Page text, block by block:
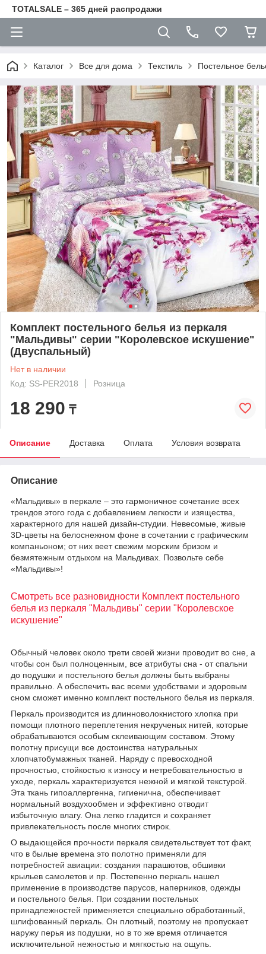
TOTALSALE – 365 дней распродажи
Каталог Все для дома Текстиль Постельное
Комплект постельного белья из перкаля
"Мальдивы" серии "Королевское искушение"
(Двуспальный)
Нет в наличии
Код: SS-PER2018
Розница
18 290 ₸
Описание Доставка Оплата Условия возврата
Описание
«Мальдивы» в перкале – это гармоничное сочетание всех
трендов этого года с добавлением легкости и изящества,
характерного для нашей дизайн-студии. Невесомые, живые
3D-цветы на белоснежном фоне в сочетании с графическим
компаньоном; от них веет свежим морским бризом и
безмятежным отдыхом на Мальдивах. Позвольте себе
«Мальдивы»!
Смотреть все разновидности Комплект постельного
белья из перкаля "Мальдивы" серии "Королевское
искушение"
Обычный человек около трети своей жизни проводит во сне, а
чтобы сон был полноценным, все атрибуты сна - от спальни
до подушки и постельного белья должны быть выбраны
правильно. А обеспечить вас всеми удобствами и здоровым
сном сможет именно комплект постельного белья из перкаля.
Перкаль производится из длинноволокнистого хлопка при
помощи плотного переплетения некрученых нитей, которые
обрабатываются особым склеивающим составом. Этому
полотну присущи все достоинства натуральных
хлопчатобумажных тканей. Наряду с превосходной
прочностью, стойкостью к износу и нетребовательностью в
уходе, перкаль характеризуется нежной и мягкой текстурой.
Эта ткань гипоаллергенна, гигиенична, обеспечивает
нормальный воздухообмен и эффективно отводит
избыточную влагу. Она легко гладится и сохраняет
привлекательность после многих стирок.
О выдающейся прочности перкаля свидетельствует тот факт,
что в былые времена это полотно применяли для
потребностей авиации: создания парашютов, обшивки
крыльев самолетов и пр. Постепенно перкаль нашел
применение в производстве парусов, наперников, одежды
и постельного белья . При создании постельных
принадлежностей применяется специально обработанный,
шлифованный перкаль. Он плотный, поэтому не пропускает
наружу перья из подушки, но в то же время отличается
исключительной нежностью и мягкостью на ощупь.